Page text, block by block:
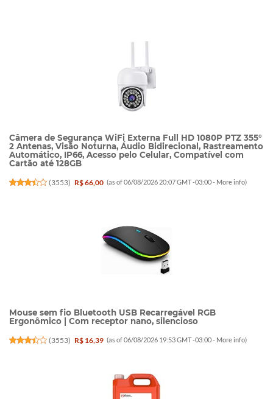
Câmera de Segurança WiFi Externa Full HD 1080P PTZ 355°
2 Antenas, Visão Noturna, Áudio Bidirecional, Rastreamento
Automático, IP66, Acesso pelo Celular, Compatível com
Cartão até 128GB
(3553) R$ 66,00 (as of 06/08/2026 20:07 GMT -03:00 - More info)
Mouse sem fio Bluetooth USB Recarregável RGB
Ergonômico | Com receptor nano, silencioso
(3553) R$ 16,39 (as of 06/08/2026 19:53 GMT -03:00 - More info)